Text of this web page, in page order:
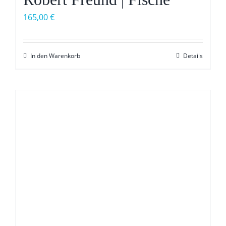
165,00€
In den Warenkorb Details